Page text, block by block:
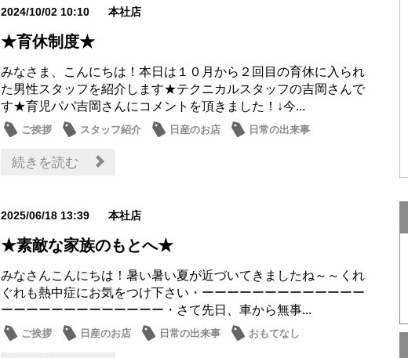
2024/10/02 10:10 本社店
★育休制度★
みなさま、こんにちは！本日は１０月から２回目の育休に入られ
た男性スタッフを紹介します★テクニカルスタッフの吉岡さんで
す★育児パパ吉岡さんにコメントを頂きました！↓今...
ご挨拶 スタッフ紹介 日産のお店
日常の出来事
近所・近隣
続きを読む
2025/06/18 13:39 本社店
★素敵な家族のもとへ★
みなさんこんにちは！暑い暑い夏が近づいてきましたね～～くれ
ぐれも熱中症にお気をつけ下さい・ーーーーーーーーーーーーー
ーーーーーーーーーーーーー・さて先日、車から無事...
ご挨拶 日産のお店 日常の出来事 おもてなし